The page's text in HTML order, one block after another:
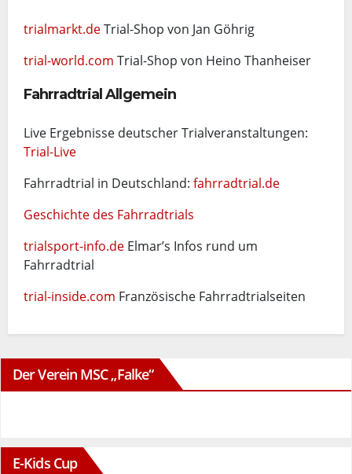
trialmarkt.deTrial-Shop von Jan Göhrig
trial-world.com Trial-Shop von Heino Thanheiser
Fahrradtrial Allgemein
Live Ergebnisse deutscher Trialveranstaltungen:
Trial-Live
Fahrradtrial in Deutschland: fahrradtrial.de
Geschichte des Fahrradtrials
trialsport-info.de Elmar’s Infos rund um
Fahrradtrial
trial-inside.com Französische Fahrradtrialseiten
Der Verein MSC „Falke“
E-Kids Cup